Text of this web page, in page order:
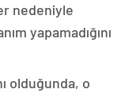
nedeniyle
yapamadığını
olduğunda, o